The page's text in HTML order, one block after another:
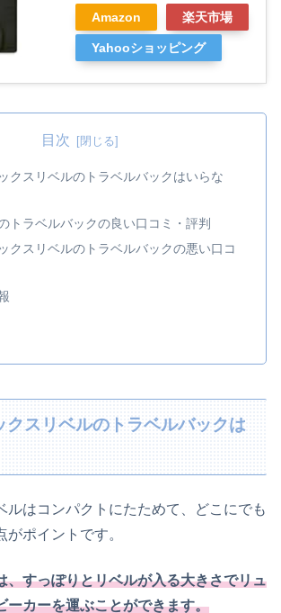
Amazon 楽天市場
Yahooショッピング
目次
クスリベルのトラベルバックはいらな
トラベルバックの良い口コミ・評判
クスリベルのトラベルバックの悪い口コ
クスリベルのトラベルバックは
ルはコンパクトにたためて、どこにでも
ポイントです。
、すっぽりとリベルが入る大きさでリュ
ーカーを運ぶことができます。